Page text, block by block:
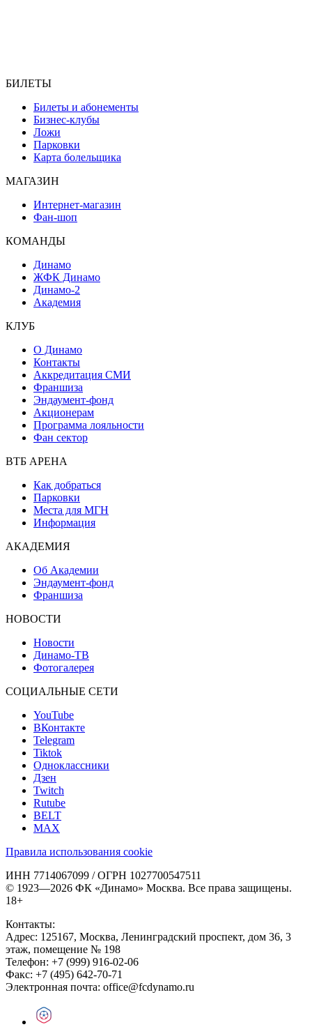
БИЛЕТЫ
Билеты и абонементы
Бизнес-клубы
Ложи
Парковки
Карта болельщика
МАГАЗИН
Интернет-магазин
Фан-шоп
КОМАНДЫ
Динамо
ЖФК Динамо
Динамо-2
Академия
КЛУБ
О Динамо
Контакты
Аккредитация СМИ
Франшиза
Эндаумент-фонд
Акционерам
Программа лояльности
Фан сектор
ВТБ АРЕНА
Как добраться
Парковки
Места для МГН
Информация
АКАДЕМИЯ
Об Академии
Эндаумент-фонд
Франшиза
НОВОСТИ
Новости
Динамо-ТВ
Фотогалерея
СОЦИАЛЬНЫЕ СЕТИ
YouTube
ВКонтакте
Telegram
Tiktok
Одноклассники
Дзен
Twitch
Rutube
BELT
MAX
Правила использования cookie
ИНН 7714067099 / ОГРН 1027700547511
© 1923—2026 ФК «Динамо» Москва. Все права защищены.
18+
Контакты:
Адрес: 125167, Москва, Ленинградский проспект, дом 36, 3
этаж, помещение № 198
Телефон: +7 (999) 916-02-06
Факс: +7 (495) 642-70-71
Электронная почта: office@fcdynamo.ru